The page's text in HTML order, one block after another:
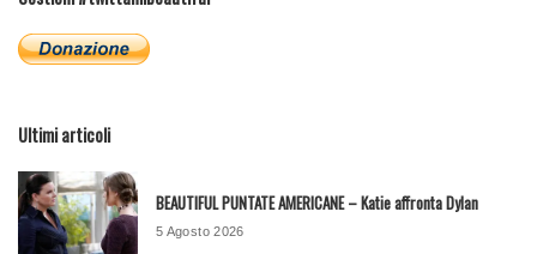
Ultimi articoli
BEAUTIFUL PUNTATE AMERICANE – Katie affronta Dylan
5 Agosto 2026